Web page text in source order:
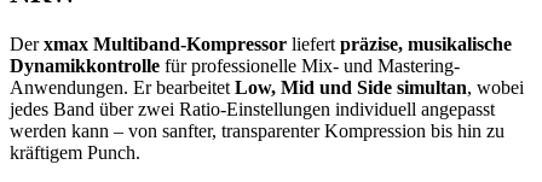
Derxmax Multiband-Kompressor liefert präzise, musikalische
Dynamikkontrolle für professionelle Mix- und Mastering-
Anwendungen. Er bearbeitet Low, Mid und Side simultan, wobei
jedes Band über zwei Ratio-Einstellungen individuell angepasst
werden kann – von sanfter, transparenter Kompression bis hin zu
kräftigem Punch.